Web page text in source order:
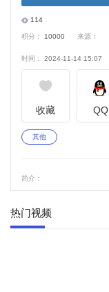
114
积分： 10000 来源：
时间： 2024-11-14 15:07
收藏 QQ
其他
简介：
热门视频